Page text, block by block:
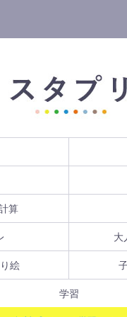
算
大
絵
学習